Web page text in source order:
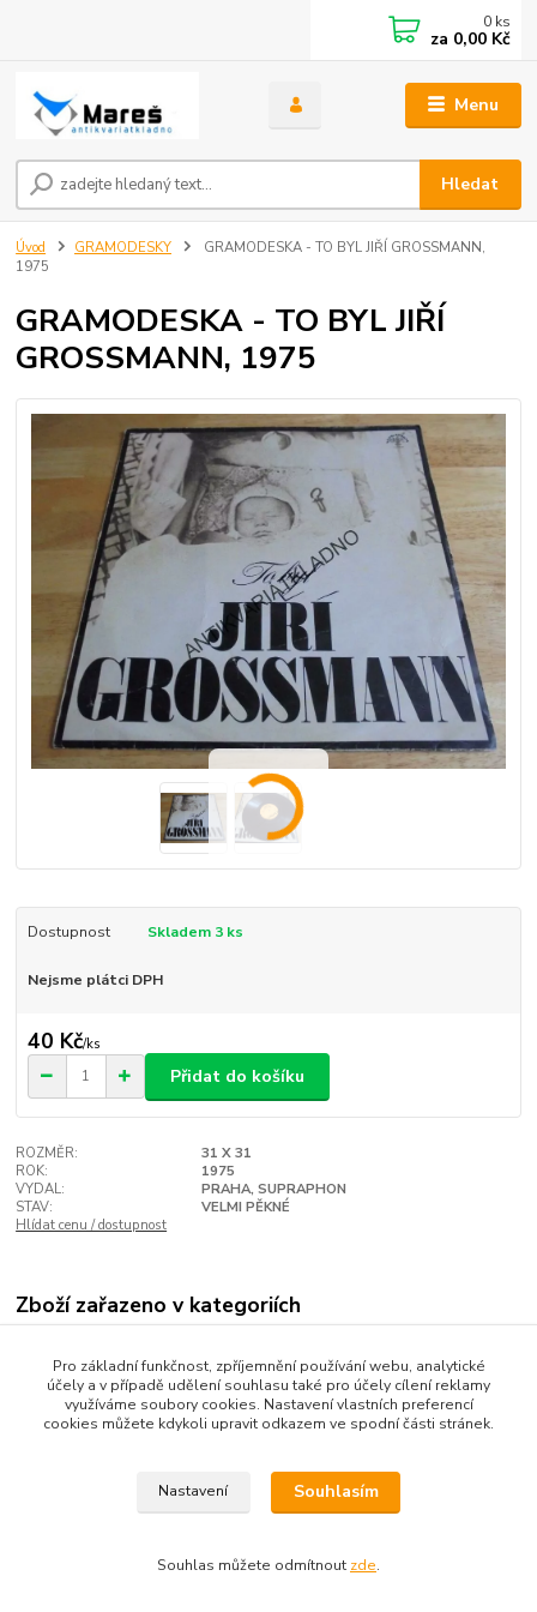
Menu
Hledat
0 ks
za 0,00 Kč
Úvod GRAMODESKY
GRAMODESKA - TO BYL JIŘÍ GROSSMANN,
1975
GRAMODESKA - TO BYL JIŘÍ
GROSSMANN, 1975
Dostupnost Skladem 3 ks
Nejsme plátci DPH
40 Kč/ks
Přidat do košíku
ROZMĚR:
31 X 31
ROK:
1975
VYDAL:
PRAHA, SUPRAPHON
STAV:
VELMI PĚKNÉ
Hlídat cenu / dostupnost
Zboží zařazeno v kategoriích
MLUVENÉ SLOVO
Upravit sběr cookies.
Pro základní funkčnost, zpříjemnění používání webu, analytické
účely a v případě udělení souhlasu také pro účely cílení reklamy
využíváme soubory cookies. Nastavení vlastních preferencí
cookies můžete kdykoli upravit odkazem ve spodní části stránek.
Nastavení Souhlasím
Souhlas můžete odmítnout zde.